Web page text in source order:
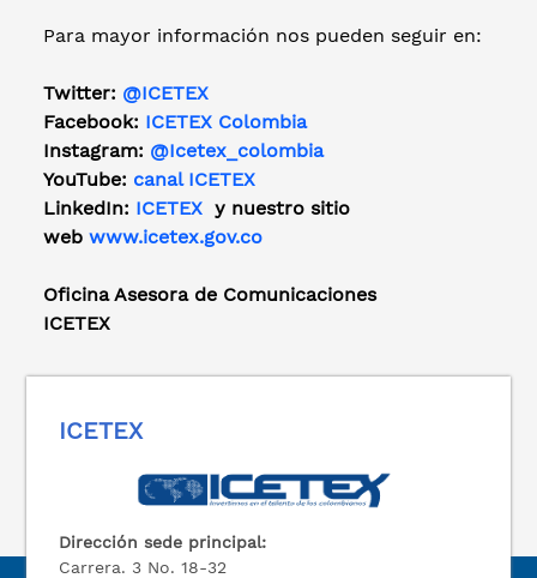
Para mayor información nos pueden seguir en:
Twitter: @ICETEX
Facebook: ICETEX Colombia
Instagram: @Icetex_colombia
YouTube: canal ICETEX
LinkedIn: ICETEX y nuestro sitio
web www.icetex.gov.co
Oficina Asesora de Comunicaciones
ICETEX
ICETEX
Dirección sede principal:
Carrera. 3 No. 18-32